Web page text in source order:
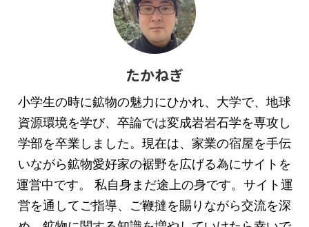
たかねぎ
小学生の時に鉱物の魅力にひかれ、大学で、地球
資源環境を学び、卒論では変成岩岩石学を専攻し
学部を卒業しました。現在は、家業の宿屋を手伝
いながら鉱物愛好家の裾野を広げる為にサイトを
運営中です。 私自身まだ途上の身です。サイト運
営を通してご指導、ご鞭撻を賜りながら交流を深